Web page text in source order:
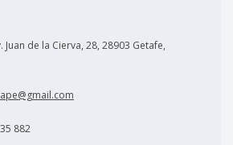
Juan de la Cierva, 28, 28903 Getafe,
882